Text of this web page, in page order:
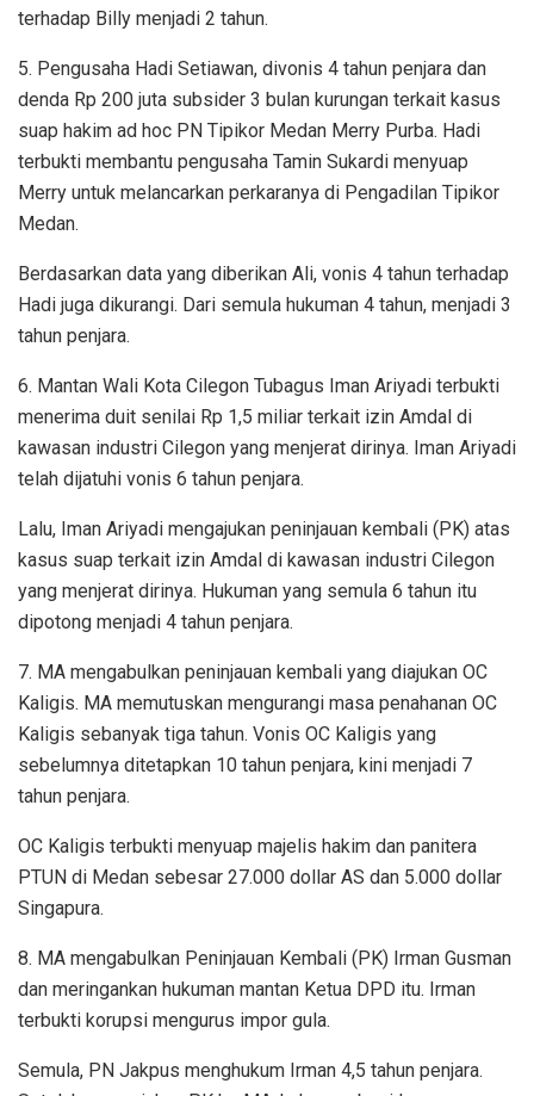
terhadap Billy menjadi 2 tahun.
5. Pengusaha Hadi Setiawan, divonis 4 tahun penjara dan
denda Rp 200 juta subsider 3 bulan kurungan terkait kasus
suap hakim ad hoc PN Tipikor Medan Merry Purba. Hadi
terbukti membantu pengusaha Tamin Sukardi menyuap
Merry untuk melancarkan perkaranya di Pengadilan Tipikor
Medan.
Berdasarkan data yang diberikan Ali, vonis 4 tahun terhadap
Hadi juga dikurangi. Dari semula hukuman 4 tahun, menjadi 3
tahun penjara.
6. Mantan Wali Kota Cilegon Tubagus Iman Ariyadi terbukti
menerima duit senilai Rp 1,5 miliar terkait izin Amdal di
kawasan industri Cilegon yang menjerat dirinya. Iman Ariyadi
telah dijatuhi vonis 6 tahun penjara.
Lalu, Iman Ariyadi mengajukan peninjauan kembali (PK) atas
kasus suap terkait izin Amdal di kawasan industri Cilegon
yang menjerat dirinya. Hukuman yang semula 6 tahun itu
dipotong menjadi 4 tahun penjara.
7. MA mengabulkan peninjauan kembali yang diajukan OC
Kaligis. MA memutuskan mengurangi masa penahanan OC
Kaligis sebanyak tiga tahun. Vonis OC Kaligis yang
sebelumnya ditetapkan 10 tahun penjara, kini menjadi 7
tahun penjara.
OC Kaligis terbukti menyuap majelis hakim dan panitera
PTUN di Medan sebesar 27.000 dollar AS dan 5.000 dollar
Singapura.
8. MA mengabulkan Peninjauan Kembali (PK) Irman Gusman
dan meringankan hukuman mantan Ketua DPD itu. Irman
terbukti korupsi mengurus impor gula.
Semula, PN Jakpus menghukum Irman 4,5 tahun penjara.